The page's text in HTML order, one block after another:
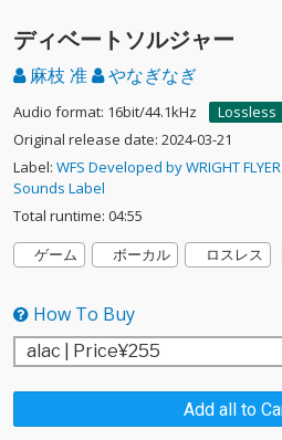
ディベートソルジャー
麻枝 准 やなぎなぎ
Audio format: 16bit/44.1kHz
Lossless
Original release date: 2024-03-21
Label: WFS Developed by WRIGHT
Sounds Label
Total runtime: 04:55
ゲーム
ボーカル ロスレス
How To Buy
Add all to